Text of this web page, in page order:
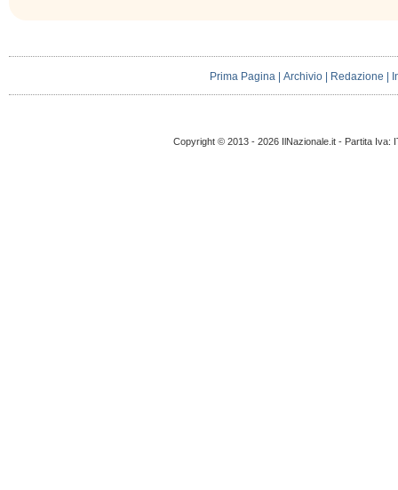
Prima Pagina |Archivio | Redazione |
Copyright © 2013 - 2026 IlNazionale.it - Partita Iva: